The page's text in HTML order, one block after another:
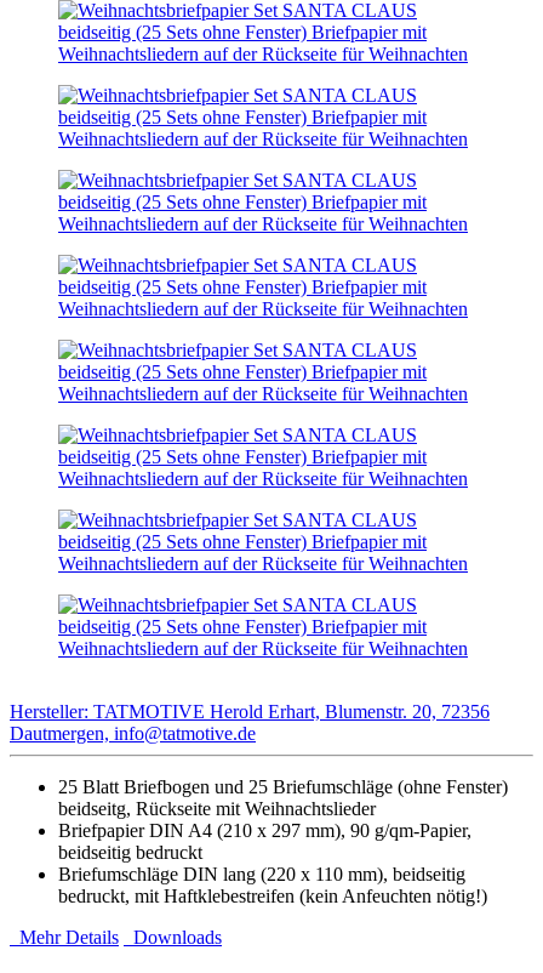
Hersteller: TATMOTIVE Herold Erhart, Blumenstr. 20, 72356
Dautmergen, info@tatmotive.de
25 Blatt Briefbogen und 25 Briefumschläge (ohne Fenster)
beidseitg, Rückseite mit Weihnachtslieder
Briefpapier DIN A4 (210 x 297 mm), 90 g/qm-Papier,
beidseitig bedruckt
Briefumschläge DIN lang (220 x 110 mm), beidseitig
bedruckt, mit Haftklebestreifen (kein Anfeuchten nötig!)
Mehr Details
Downloads